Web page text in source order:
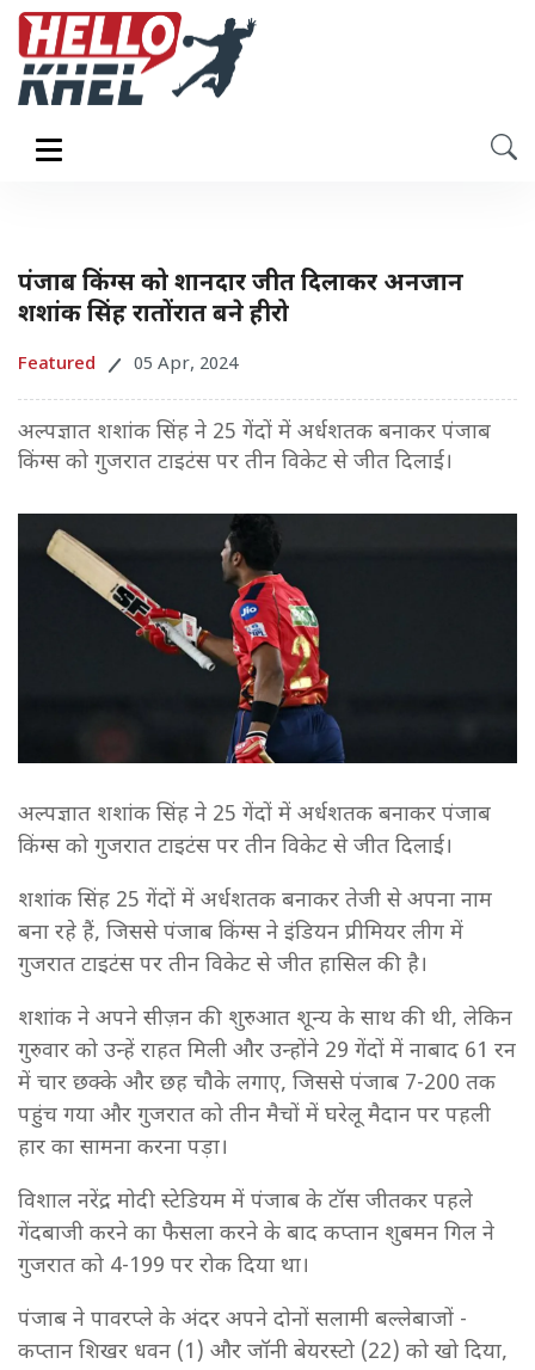
पंजाब किंग्स को शानदार जीत दिलाकर अनजान
शशांक सिंह रातोंरात बने हीरो
Featured 05 Apr, 2024
अल्पज्ञात शशांक सिंह ने 25 गेंदों में अर्धशतक बनाकर पंजाब
किंग्स को गुजरात टाइटंस पर तीन विकेट से जीत दिलाई।
अल्पज्ञात शशांक सिंह ने 25 गेंदों में अर्धशतक बनाकर पंजाब
किंग्स को गुजरात टाइटंस पर तीन विकेट से जीत दिलाई।
शशांक सिंह 25 गेंदों में अर्धशतक बनाकर तेजी से अपना नाम
बना रहे हैं, जिससे पंजाब किंग्स ने इंडियन प्रीमियर लीग में
गुजरात टाइटंस पर तीन विकेट से जीत हासिल की है।
शशांक ने अपने सीज़न की शुरुआत शून्य के साथ की थी, लेकिन
गुरुवार को उन्हें राहत मिली और उन्होंने 29 गेंदों में नाबाद 61 रन
में चार छक्के और छह चौके लगाए, जिससे पंजाब 7-200 तक
पहुंच गया और गुजरात को तीन मैचों में घरेलू मैदान पर पहली
हार का सामना करना पड़ा।
विशाल नरेंद्र मोदी स्टेडियम में पंजाब के टॉस जीतकर पहले
गेंदबाजी करने का फैसला करने के बाद कप्तान शुबमन गिल ने
गुजरात को 4-199 पर रोक दिया था।
पंजाब ने पावरप्ले के अंदर अपने दोनों सलामी बल्लेबाजों -
कप्तान शिखर धवन (1) और जॉनी बेयरस्टो (22) को खो दिया,